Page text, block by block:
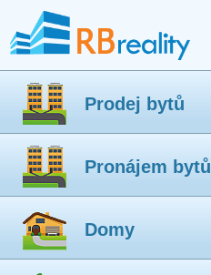
Prodej bytů
Pronájem bytů
Domy